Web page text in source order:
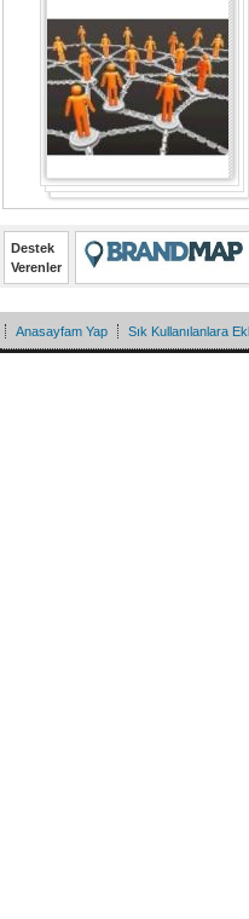
Destek
Verenler
Anasayfam Yap Sık Kullanılanlara